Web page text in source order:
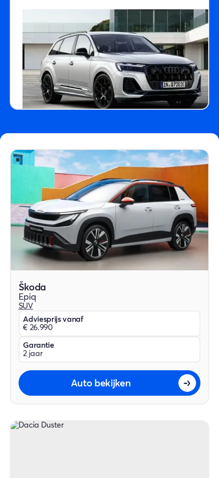
Škoda
Epiq
SUV
Adviesprijs vanaf
€ 26.990
Garantie
2 jaar
Auto bekijken